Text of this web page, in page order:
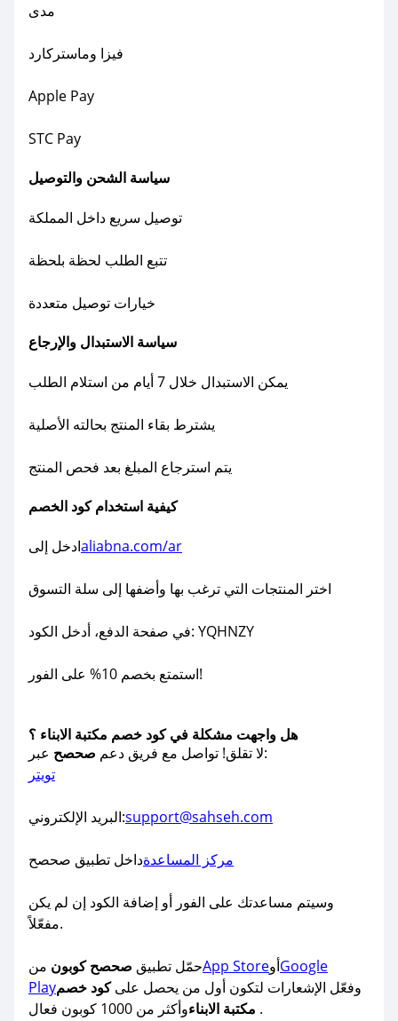
مدى
فيزا وماستركارد
Apple Pay
STC Pay
سياسة الشحن والتوصيل
توصيل سريع داخل المملكة
تتبع الطلب لحظة بلحظة
خيارات توصيل متعددة
سياسة الاستبدال والإرجاع
يمكن الاستبدال خلال 7 أيام من استلام الطلب
يشترط بقاء المنتج بحالته الأصلية
يتم استرجاع المبلغ بعد فحص المنتج
كيفية استخدام كود الخصم
ادخل إلىaliabna.com/ar
اختر المنتجات التي ترغب بها وأضفها إلى سلة التسوق
في صفحة الدفع، أدخل الكود: YQHNZY
استمتع بخصم 10% على الفور!
هل واجهت مشكلة في كود خصم مكتبة الابناء ؟
لا تقلق! تواصل مع فريق دعم صحصح
عبر:
تويتر
البريد الإلكتروني:support@sahseh.com
مركز المساعدةداخل تطبيق صحصح
وسيتم مساعدتك على الفور أو إضافة الكود إن لم يكن
مفعّلاً.
حمّل تطبيق صحصح كوبون من App StoreأوGoogle
Play
وفعّل الإشعارات لتكون أول من يحصل علىكود خصم
مكتبة الابناء وأكثر من 1000 كوبون فعال .